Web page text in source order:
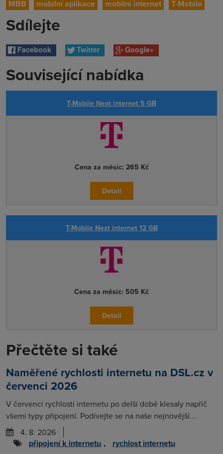
MBB mobilní aplikace mobilní internet T-Mobile
Sdílejte
Facebook Twitter Google+
Související nabídka
T-Mobile Next internet 5 GB
Cena za měsíc: 265 Kč
Detail
T-Mobile Next internet 12 GB
Cena za měsíc: 505 Kč
Detail
Přečtěte si také
Naměřené rychlosti internetu na DSL.cz v
červenci 2026
V červenci rychlosti internetu po delší době klesaly napříč
všemi typy připojení. Podívejte se na naše nejnovější...
4. 8. 2026
připojení k internetu , rychlost internetu